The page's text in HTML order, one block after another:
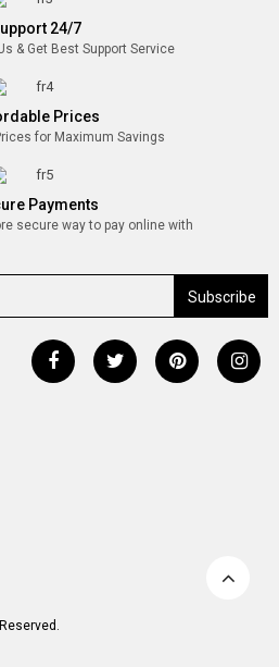
24/7
& Get Best Support Service
Prices
for Maximum Savings
Payments
secure way to pay online with